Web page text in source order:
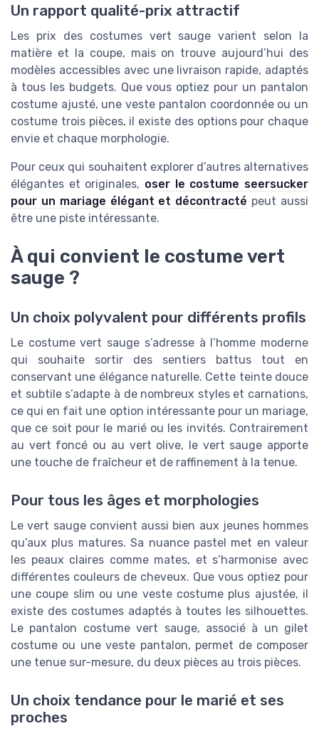
Un rapport qualité-prix attractif
Les prix des costumes vert sauge varient selon la
matière et la coupe, mais on trouve aujourd’hui des
modèles accessibles avec une livraison rapide, adaptés
à tous les budgets. Que vous optiez pour un pantalon
costume ajusté, une veste pantalon coordonnée ou un
costume trois pièces, il existe des options pour chaque
envie et chaque morphologie.
Pour ceux qui souhaitent explorer d’autres alternatives
élégantes et originales, oser le costume seersucker
pour un mariage élégant et décontracté peut aussi
être une piste intéressante.
À qui convient le costume vert
sauge ?
Un choix polyvalent pour différents profils
Le costume vert sauge s’adresse à l’homme moderne
qui souhaite sortir des sentiers battus tout en
conservant une élégance naturelle. Cette teinte douce
et subtile s’adapte à de nombreux styles et carnations,
ce qui en fait une option intéressante pour un mariage,
que ce soit pour le marié ou les invités. Contrairement
au vert foncé ou au vert olive, le vert sauge apporte
une touche de fraîcheur et de raffinement à la tenue.
Pour tous les âges et morphologies
Le vert sauge convient aussi bien aux jeunes hommes
qu’aux plus matures. Sa nuance pastel met en valeur
les peaux claires comme mates, et s’harmonise avec
différentes couleurs de cheveux. Que vous optiez pour
une coupe slim ou une veste costume plus ajustée, il
existe des costumes adaptés à toutes les silhouettes.
Le pantalon costume vert sauge, associé à un gilet
costume ou une veste pantalon, permet de composer
une tenue sur-mesure, du deux pièces au trois pièces.
Un choix tendance pour le marié et ses
proches